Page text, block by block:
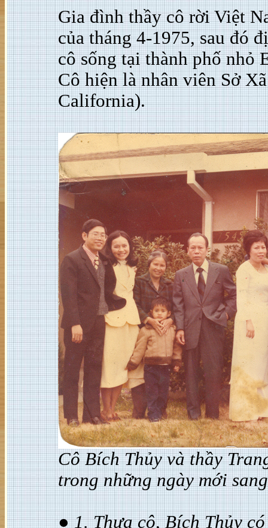
Gia đình thầy cô rời Việt
của tháng 4-1975, sau đó
cô sống tại thành phố nhỏ
Cô hiện là nhân viên Sở
California).
Cô Bích Thủy và thầy
trong những ngày mới
● 1. Thưa cô, Bích Thủy